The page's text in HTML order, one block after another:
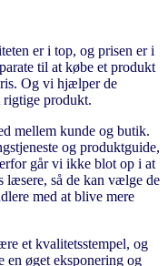
er i top, og prisen er i
til at købe et produkt
Og vi hjælper de
rigtige produkt.
mellem kunde og butik.
og produktguide,
går vi ikke blot op i at
læsere, så de kan vælge de
med at blive mere
et kvalitetsstempel, og
en øget eksponering og